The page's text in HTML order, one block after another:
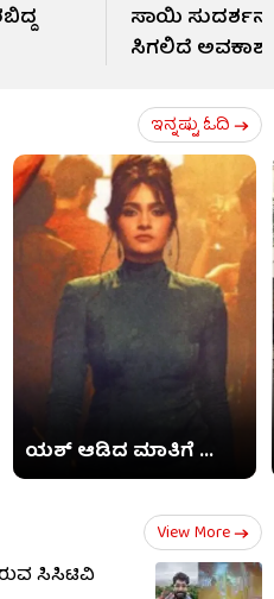
ಸಾಯಿ
ಸಿಗಲಿದೆ
ಇನ್ನಷ್ಟು ಓದಿ
ಯಶ್ ಆಡಿದ ಮಾತಿಗೆ ...
View More
ಸಿಸಿಟಿವಿ